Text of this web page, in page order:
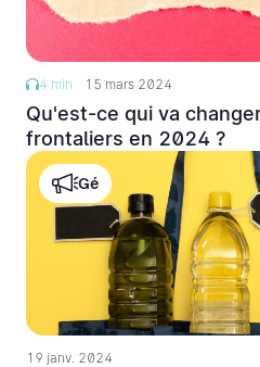
4 min 15 mars 2024
Qu'est-ce qui va
frontaliers en 2024 ?
Gé
19 janv. 2024